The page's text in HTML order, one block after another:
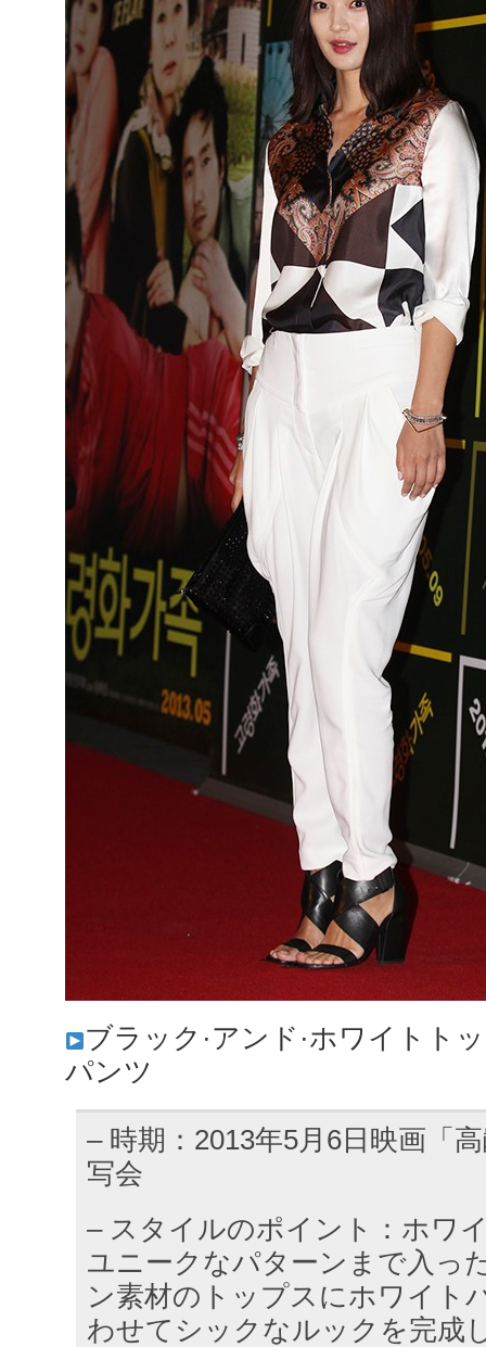
ブラック·アンド·ホワイトト
パンツ
– 時期：2013年5月6日映画「
写会
– スタイルのポイント：ホワ
ユニークなパターンまで入っ
ン素材のトップスにホワイト
わせてシックなルックを完成